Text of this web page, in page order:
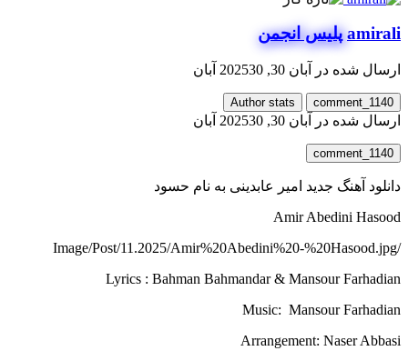
amirali پلیس انجمن
ارسال شده در آبان 30, 2025 30 آبان
comment_1140
Author stats
ارسال شده در آبان 30, 2025 30 آبان
comment_1140
دانلود آهنگ جدید امیر عابدینی به نام حسود
Amir Abedini Hasood
/Image/Post/11.2025/Amir%20Abedini%20-%20Hasood.jpg
Lyrics : Bahman Bahmandar & Mansour Farhadian
Music: Mansour Farhadian
Arrangement: Naser Abbasi